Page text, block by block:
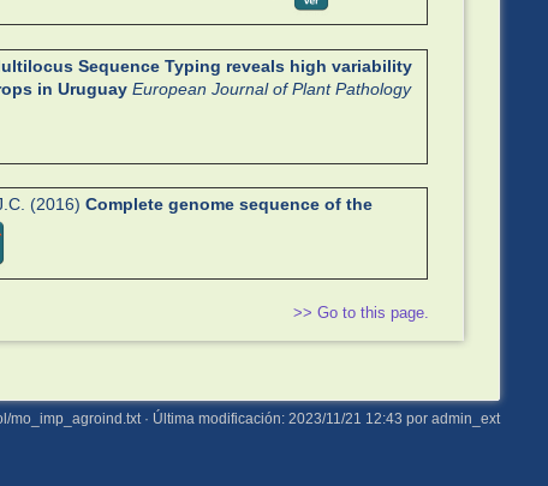
Sequence Typing reveals high variability
in Uruguay European Journal of Plant Pathology
(2016)Complete genome sequence of the
>> Go to this page.
mo_imp_agroind.txt · Última modificación: 2023/11/21 12:43 por admin_ext